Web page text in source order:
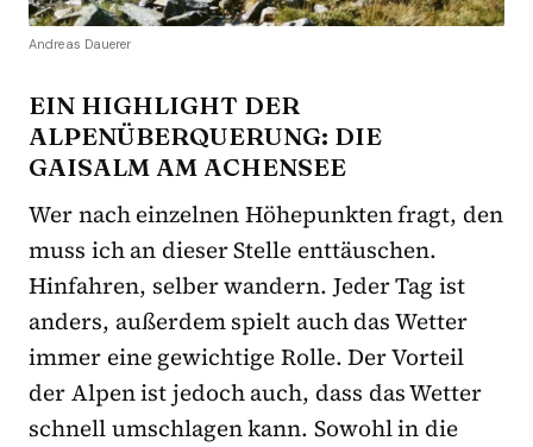
Andreas Dauerer
EIN HIGHLIGHT DER
ALPENÜBERQUERUNG: DIE
GAISALM AM ACHENSEE
Wer nach einzelnen Höhepunkten fragt, den
muss ich an dieser Stelle enttäuschen.
Hinfahren, selber wandern. Jeder Tag ist
anders, außerdem spielt auch das Wetter
immer eine gewichtige Rolle. Der Vorteil
der Alpen ist jedoch auch, dass das Wetter
schnell umschlagen kann. Sowohl in die